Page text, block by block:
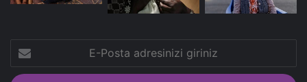
Posta
adresinizi